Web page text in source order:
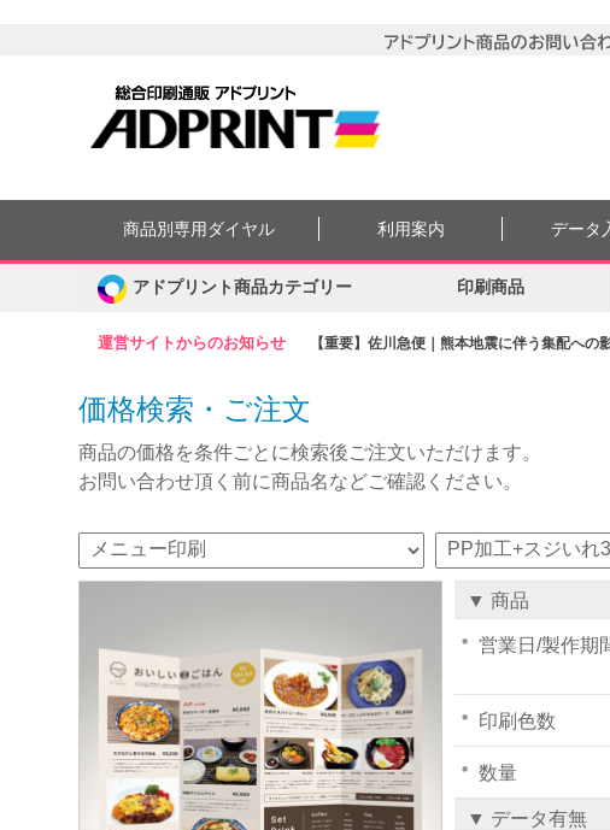
運営サイトからのお知らせ 【重要】佐川急便｜熊本地震に伴う集配への
商品別専用ダイヤル 利用案内 データ
アドプリント商品カテゴリー 印刷商品
価格検索・ご注文
商品の価格を条件ごとに検索後ご注文いただけます。
お問い合わせ頂く前に商品名などご確認ください。
▼ 商品
営業日/製作期
印刷色数
数量
▼ データ有無